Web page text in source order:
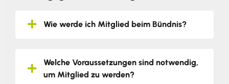
Wie werde ich Mitglied beim Bündnis?
Welche Voraussetzungen sind notwendig,
um Mitglied zu werden?